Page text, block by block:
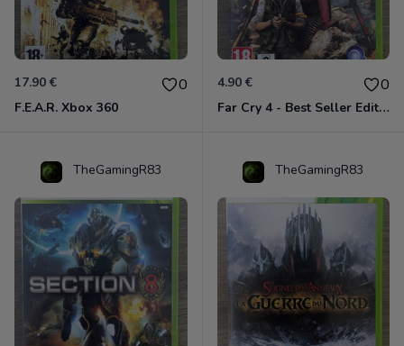
17.90 € 0
F.E.A.R. Xbox 360
4.90 € 0
Far Cry 4 - Best Seller Edition Xbox 360
TheGamingR83 TheGamingR83